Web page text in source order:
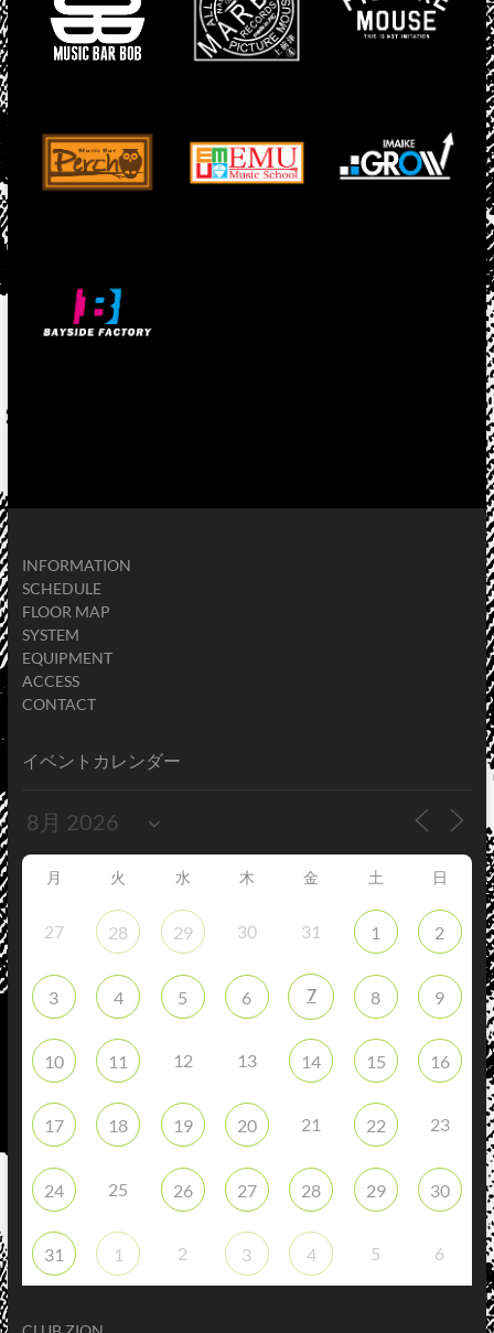
INFORMATION
SCHEDULE
FLOOR MAP
SYSTEM
EQUIPMENT
ACCESS
CONTACT
イベントカレンダー
月 火 水 木 金 土 日
27 28 29 30 31 1 2
3 4 5 6 7 8 9
10 11 12 13 14 15 16
17 18 19 20 21 22 23
24 25 26 27 28 29 30
31 1 2 3 4 5 6